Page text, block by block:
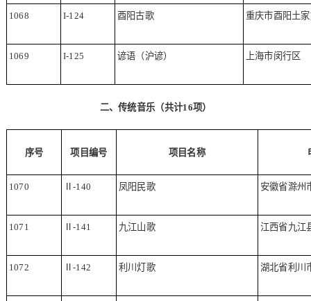
1068 I-124 酉阳古歌 重庆市酉阳土
1069 I-125 谚语（沪谚） 上海市闵行区
二、传统音乐（共计16项）
序号 项目编号 项目名称
1070 -140 凤阳民歌 安徽省滁州
1071 -141 九江山歌 江西省九江
1072 -142 利川灯歌 湖北省利川